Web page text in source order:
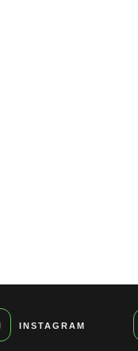
INSTAGRAM